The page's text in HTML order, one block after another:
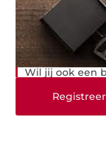
Wil jij ook een